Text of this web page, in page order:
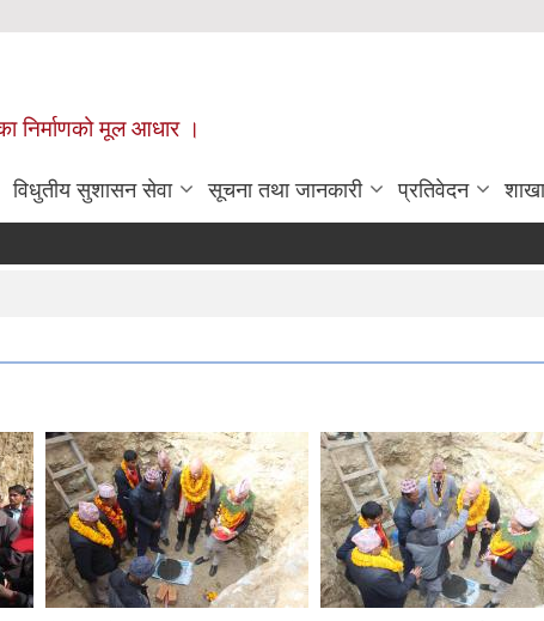
निर्माणको मूल आधार ।
विधुतीय सुशासन सेवा सूचना तथा जानकारी प्रतिवेदन